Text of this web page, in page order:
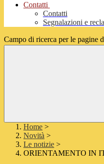
Contatti
Contatti
Segnalazioni e
Campo di ricerca per le pagine
Home >
Novità >
Le notizie >
ORIENTAMENTO IN